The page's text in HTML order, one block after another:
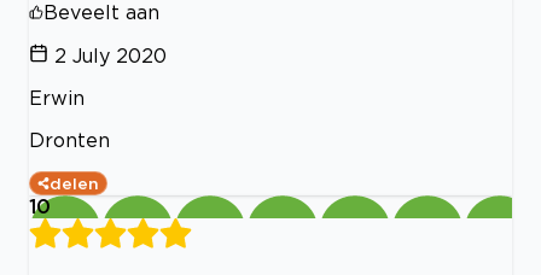
Beveelt aan
2 July 2020
Erwin
Dronten
delen
10